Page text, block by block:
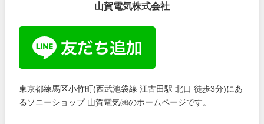
山賀電気株式会社
東京都練馬区小竹町(西武池袋線 江古田駅 北口 徒歩3分)にあ
るソニーショップ 山賀電気㈱のホームページです。